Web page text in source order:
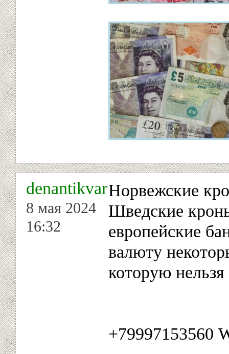
denantikvar
8 мая 2024
16:32
Норвежские
Шведские
европейские
валюту
которую
+79997153560